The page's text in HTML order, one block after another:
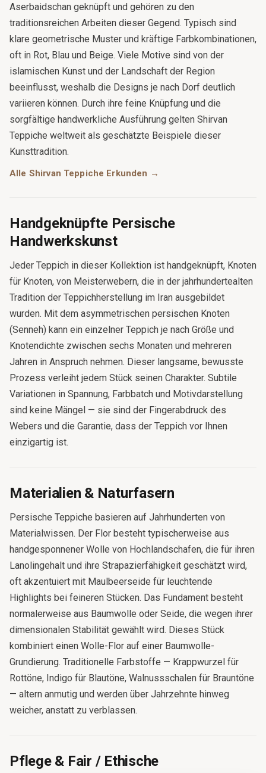
Aserbaidschan geknüpft und gehören zu den
traditionsreichen Arbeiten dieser Gegend. Typisch sind
klare geometrische Muster und kräftige Farbkombinationen,
oft in Rot, Blau und Beige. Viele Motive sind von der
islamischen Kunst und der Landschaft der Region
beeinflusst, weshalb die Designs je nach Dorf deutlich
variieren können. Durch ihre feine Knüpfung und die
sorgfältige handwerkliche Ausführung gelten Shirvan
Teppiche weltweit als geschätzte Beispiele dieser
Kunsttradition.
Alle Shirvan Teppiche Erkunden →
Handgeknüpfte Persische
Handwerkskunst
Jeder Teppich in dieser Kollektion ist handgeknüpft, Knoten
für Knoten, von Meisterwebern, die in der jahrhundertealten
Tradition der Teppichherstellung im Iran ausgebildet
wurden. Mit dem asymmetrischen persischen Knoten
(Senneh) kann ein einzelner Teppich je nach Größe und
Knotendichte zwischen sechs Monaten und mehreren
Jahren in Anspruch nehmen. Dieser langsame, bewusste
Prozess verleiht jedem Stück seinen Charakter. Subtile
Variationen in Spannung, Farbbatch und Motivdarstellung
sind keine Mängel — sie sind der Fingerabdruck des
Webers und die Garantie, dass der Teppich vor Ihnen
einzigartig ist.
Materialien & Naturfasern
Persische Teppiche basieren auf Jahrhunderten von
Materialwissen. Der Flor besteht typischerweise aus
handgesponnener Wolle von Hochlandschafen, die für ihren
Lanolingehalt und ihre Strapazierfähigkeit geschätzt wird,
oft akzentuiert mit Maulbeerseide für leuchtende
Highlights bei feineren Stücken. Das Fundament besteht
normalerweise aus Baumwolle oder Seide, die wegen ihrer
dimensionalen Stabilität gewählt wird. Dieses Stück
kombiniert einen Wolle-Flor auf einer Baumwolle-
Grundierung. Traditionelle Farbstoffe — Krappwurzel für
Rottöne, Indigo für Blautöne, Walnussschalen für Brauntöne
— altern anmutig und werden über Jahrzehnte hinweg
weicher, anstatt zu verblassen.
Pflege & Fair / Ethische